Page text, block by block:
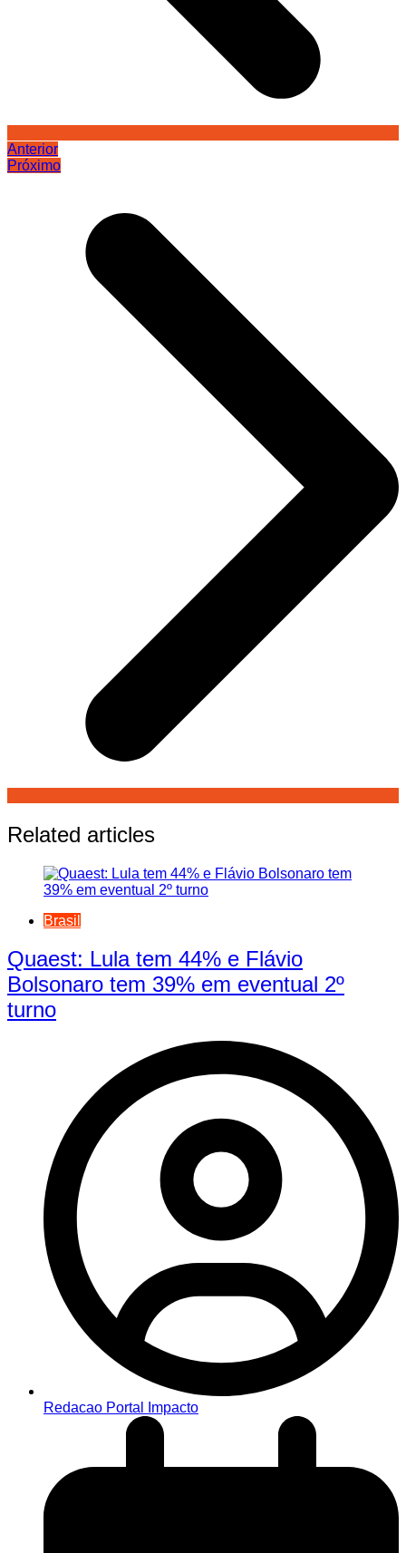
Anterior
Próximo
Related articles
Brasil
Quaest: Lula tem 44% e Flávio
Bolsonaro tem 39% em eventual 2º
turno
Redacao Portal Impacto